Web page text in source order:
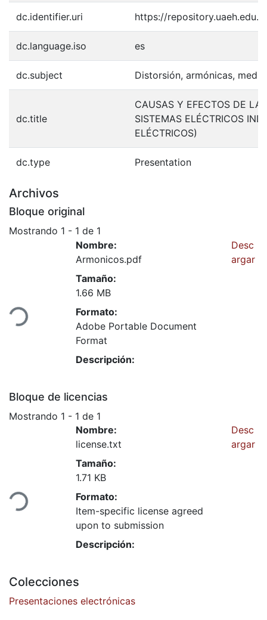
dc.identifier.uri https://
dc.language.iso es
dc.subject Distorsión, armónicas,
dc.title
CAUSAS Y EFECTOS DE LA
SISTEMAS ELÉCTRICOS
ELÉCTRICOS)
dc.type Presentation
Archivos
Bloque original
Mostrando 1 - 1 de 1
Nombre:
Armonicos.pdf
Tamaño:
1.66 MB
Formato:
Adobe Portable Document
Format
Descripción:
Desc
argar
Bloque de licencias
Mostrando 1 - 1 de 1
Nombre:
license.txt
Tamaño:
1.71 KB
Formato:
Item-specific license agreed
upon to submission
Descripción:
Desc
argar
Colecciones
Presentaciones electrónicas